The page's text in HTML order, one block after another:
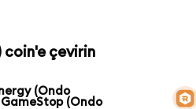
coin'e çevirin
(Ondo
(Ondo